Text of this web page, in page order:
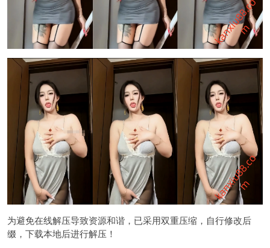
为避免在线解压导致资源和谐，已采用双重压缩，自行修改后
缀，下载本地后进行解压！